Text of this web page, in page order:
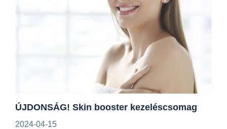
ÚJDONSÁG! Skin booster kezeléscsomag
2024-04-15